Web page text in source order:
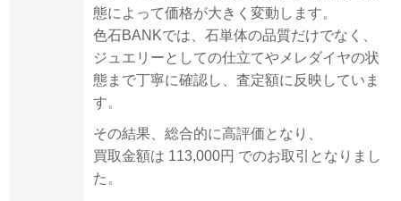
態によって価格が大きく変動します。
色石BANKでは、石単体の品質だけでなく、
ジュエリーとしての仕立てやメレダイヤの状
態まで丁寧に確認し、査定額に反映していま
す。
その結果、総合的に高評価となり、
買取金額は 113,000円 でのお取引となりまし
た。